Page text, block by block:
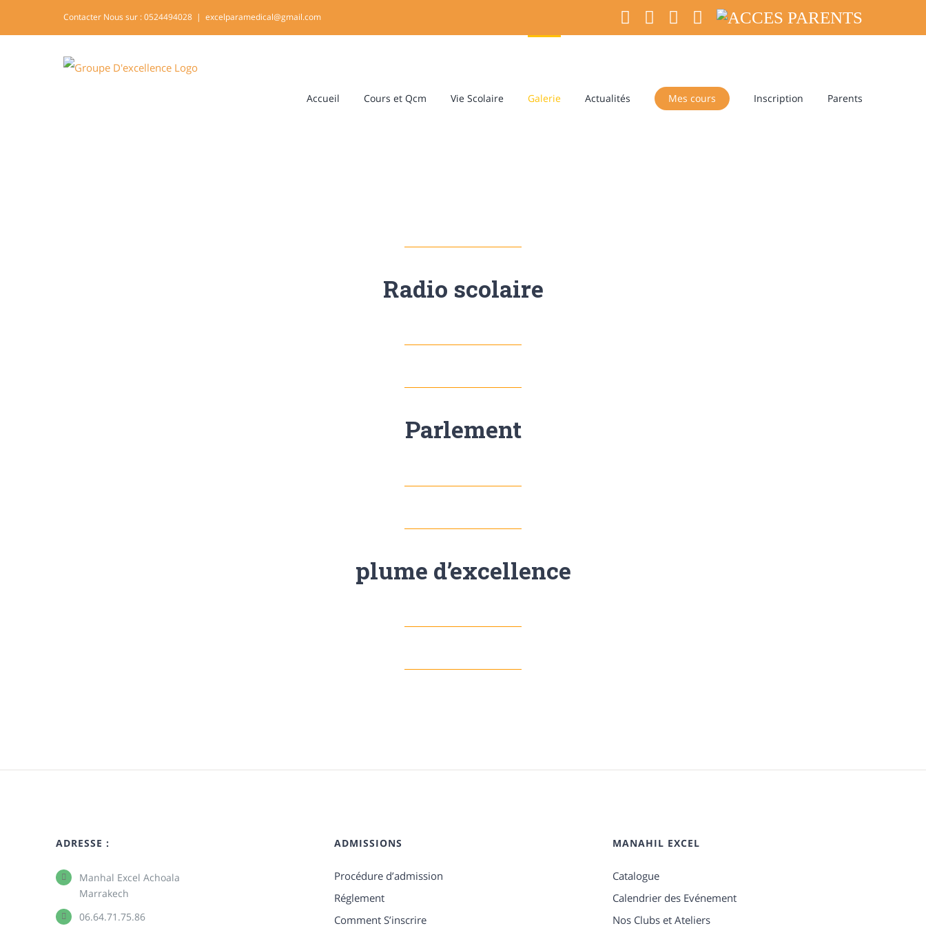
to
Contacter Nous sur : 0524494028 | excelparamedical@gmail.com facebook
twitteryoutubeinstagram
ACCES
PARENTS
Accueil Cours et Qcm Vie Scolaire Galerie Actualités Mes cours Inscription Parents
Radio scolaire
Parlement
plume d’excellence
ADRESSE :
Manhal Excel Achoala
Marrakech
06.64.71.75.86
ADMISSIONS
Procédure d’admission
Réglement
Comment S’inscrire
MANAHIL EXCEL
Catalogue
Calendrier des Evénement
Nos Clubs et Ateliers